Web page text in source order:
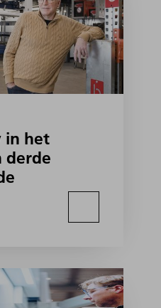
in het
derde